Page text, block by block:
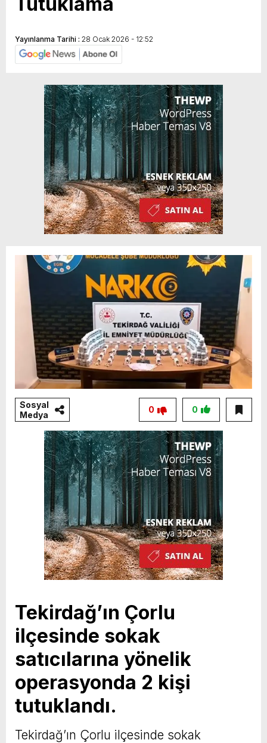
Yayınlanma Tarihi : 28 Ocak 2026 - 12:52
Sosyal
Medya
0
0
Tekirdağ’ın Çorlu
ilçesinde sokak
satıcılarına yönelik
operasyonda 2 kişi
tutuklandı.
Tekirdağ’ın Çorlu ilçesinde sokak